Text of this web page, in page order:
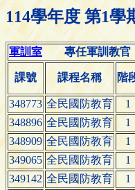
114學年度 第1
軍訓室專任軍訓教
課號 課程名稱 階
348773 全民國防教育 1
348896 全民國防教育 1
348909 全民國防教育 1
349065 全民國防教育 1
349142 全民國防教育 1